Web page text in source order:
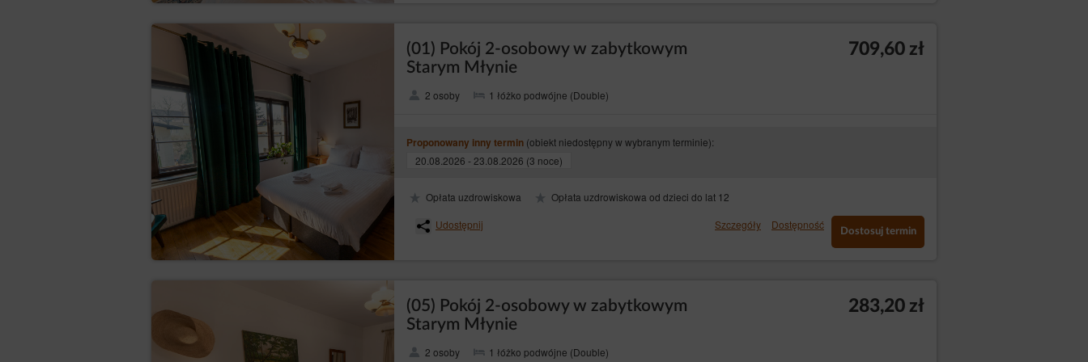
przetwarzane w sposób zautomatyzowany;
do sprzeciwu (art. 21 RODO)
z przyczyn związanych z jej szczególną sytuacją, w tym wobec profilowania. Wówczas Administrator danych dokonuje oceny istnienia ważnych
prawnie uzasadnionych podstaw do przetwarzania, nadrzędnych wobec interesów, praw i wolności osób, których dane dotyczą, lub podstaw do
ustalenia, dochodzenia lub obrony roszczeń. Jeżeli zgodnie z oceną interesy osoby, której dane dotyczą, będą ważniejsze od interesów
administratora, Administrator danych będzie zobowiązany zaprzestać przetwarzania danych w tych celach;
do cofnięcia zgody w każdym momencie i bez podawania przyczyny, lecz przetwarzanie danych osobowych dokonane przed cofnięciem zgody
nadal pozostanie zgodne z prawem. Cofnięcie zgody spowoduje zaprzestanie przetwarzania przez Administratora danych osobowych w celu, w
którym zgoda ta została wyrażona.
Aby skorzystać z wyżej wymienionych praw, osoba, której dane dotyczą, powinna skontaktować się, wykorzystując podane dane kontaktowe, z
Administratorem danych i poinformować go, z którego prawa i w jakim zakresie chce skorzystać.
Prezes Urzędu Ochrony Danych Osobowych
Osoba, której dane dotyczą, ma prawo wnieść skargę do organu nadzoru, którym w Polsce jest Prezes Urzędu Ochrony Danych Osobowych z siedzibą w
Warszawie, ul. Stawki 2, z którym można kontaktować się w następujący sposób:
listownie: ul. Stawki 2, 00-193 Warszawa;
przez elektroniczną skrzynkę podawczą dostępną na stronie: https://www.uodo.gov.pl/pl/p/kontakt ;
Inspektor Ochrony Danych
W każdym przypadku osoba, której dane dotyczą, może również skontaktować się bezpośrednio z inspektorem ochrony danych Administratora za pomocą
(01) Pokój 2-osobowy w zabytkowym
Starym Młynie
2 osoby 1 łóżko podwójne (Double)
709,60 zł
Proponowany inny termin (obiekt niedostępny w wybranym terminie):
20.08.2026 - 23.08.2026 (3 noce)
Opłata uzdrowiskowa
Opłata uzdrowiskowa od dzieci do lat 12
Udostępnij
Szczegóły Dostępność
Dostosuj termin
(05) Pokój 2-osobowy w zabytkowym
Starym Młynie
2 osoby 1 łóżko podwójne (Double)
283,20 zł